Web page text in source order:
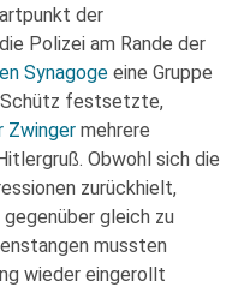
der
Polizei am Rande der
Synagoge eine Gruppe
Schütz festsetzte,
Zwinger mehrere
Obwohl sich die
zurückhielt,
gleich zu
mussten
wieder eingerollt